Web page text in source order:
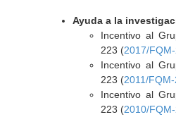
Ayuda a la
Incentivo al
223 (2017/
Incentivo al
223 (2011/
Incentivo al
223 (2010/